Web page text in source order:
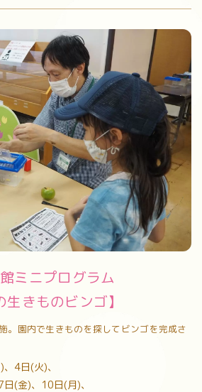
ミニプログラム
生きものビンゴ】
。園内で生きものを探してビンゴを完成さ
4日(火)、
、10日(月)、